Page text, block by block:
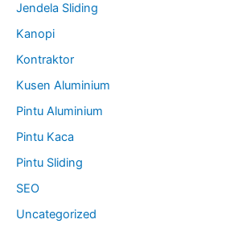
Jendela Sliding
Kanopi
Kontraktor
Kusen Aluminium
Pintu Aluminium
Pintu Kaca
Pintu Sliding
SEO
Uncategorized